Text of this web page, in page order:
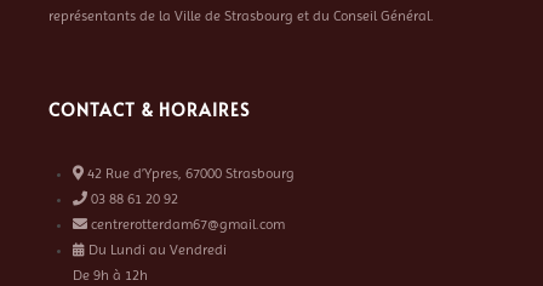
représentants de la Ville de Strasbourg et du Conseil Général.
CONTACT & HORAIRES
42 Rue d’Ypres, 67000 Strasbourg
03 88 61 20 92
centrerotterdam67@gmail.com
Du Lundi au Vendredi
De 9h à 12h